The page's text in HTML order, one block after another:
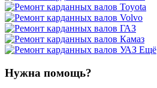
Ещё
Нужна помощь?